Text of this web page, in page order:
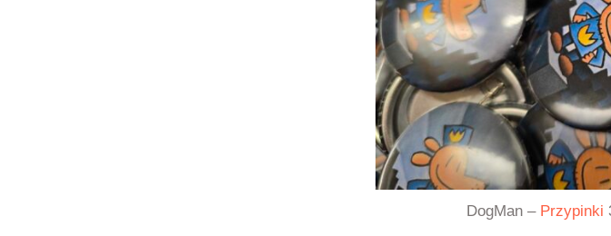
DogMan – Przypinki